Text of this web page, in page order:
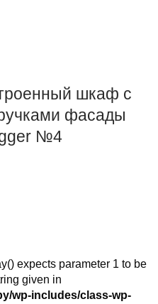
шкаф с
фасады
№4
expects parameter 1 to be
given in
wp-includes/class-wp-